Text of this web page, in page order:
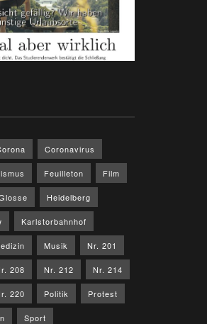
Coronavirus
Feuilleton Film
Heidelberg
Karlstorbahnhof
Musik Nr. 201
208 Nr. 212 Nr. 214
220 Politik Protest
Sport